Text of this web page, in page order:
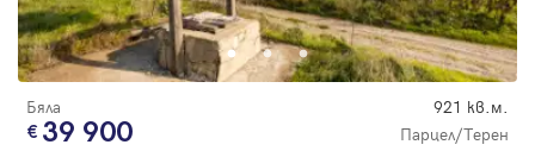
Бяла 921 кв.м.
39 900 Парцел/Терен
Парола